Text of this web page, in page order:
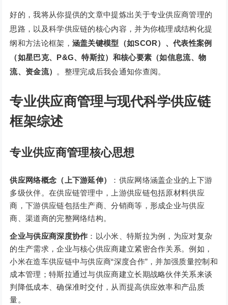
好的，我将从你提供的文章中提炼出关于专业供应商管理的
思路，以及科学供应链的核心内容，并为你梳理成结构化提
纲和方法论框架， 涵盖关键模型（如SCOR）、代表性案例
（如星巴克、P&G、特斯拉）和核心要素（如信息流、物
流、资金流）
。整理完成后我会通知你查阅。
专业供应商管理与现代科学供应链
框架综述
专业供应商管理核心思想
供应网络概念（上下游延伸）
：供应网络涵盖企业的上下游
多级伙伴。在供应链管理中，上游供应链包括原材料供应
商，下游供应链包括生产商、分销商等，形成企业与供应
商、渠道商的完整网络结构。
企业与供应商深度协作 ：以小米、特斯拉为例，为应对复杂
的生产需求，企业与核心供应商建立紧密合作关系。例如，
小米在造车供应链中与供应商“深度合作”，并加强质量控制和
成本管理；特斯拉通过与供应商建立长期战略伙伴关系来谈
判降低成本、确保准时交付，从而提高供应效率和产品质
量。